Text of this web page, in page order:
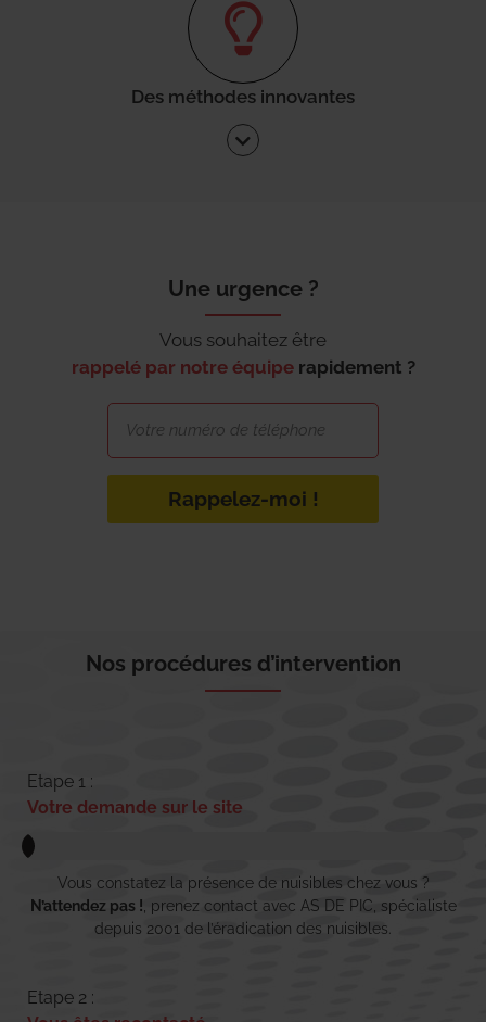
Des méthodes innovantes
Une urgence ?
Vous souhaitez être
rappelé par notre équipe rapidement ?
Rappelez-moi !
Nos procédures d’intervention
Etape 1 :
Votre demande sur le site
Vous constatez la présence de nuisibles chez vous ?
N’attendez pas ! , prenez contact avec AS DE PIC, spécialiste
depuis 2001 de l’éradication des nuisibles.
Etape 2 :